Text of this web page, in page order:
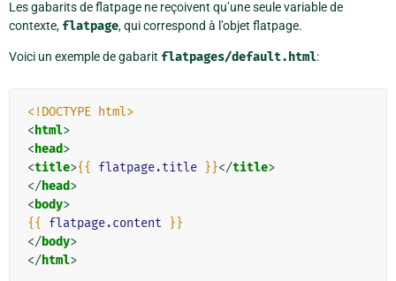
Les gabarits de flatpage ne reçoivent qu’une seule variable de
contexte, flatpage, qui correspond à l’objet flatpage.
Voici un exemple de gabarit flatpages/default.html:
<!DOCTYPE html>
<html>
<head>
<title>{{ flatpage.title }}</title>
</head>
<body>
{{
flatpage.content
}}
</body>
</html>